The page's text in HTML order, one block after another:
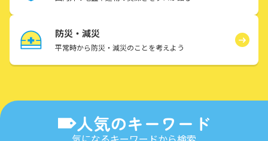
防災・減災
平常時から防災・減災のことを考えよう
人気のキーワード